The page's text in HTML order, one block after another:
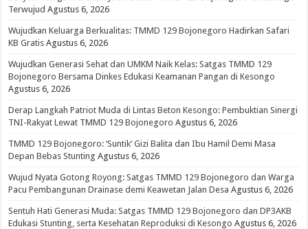
Terwujud Agustus 6, 2026
Wujudkan Keluarga Berkualitas: TMMD 129 Bojonegoro Hadirkan Safari
KB Gratis Agustus 6, 2026
Wujudkan Generasi Sehat dan UMKM Naik Kelas: Satgas TMMD 129
Bojonegoro Bersama Dinkes Edukasi Keamanan Pangan di Kesongo
Agustus 6, 2026
Derap Langkah Patriot Muda di Lintas Beton Kesongo: Pembuktian Sinergi
TNI-Rakyat Lewat TMMD 129 Bojonegoro Agustus 6, 2026
TMMD 129 Bojonegoro: ‘Suntik’ Gizi Balita dan Ibu Hamil Demi Masa
Depan Bebas Stunting Agustus 6, 2026
Wujud Nyata Gotong Royong: Satgas TMMD 129 Bojonegoro dan Warga
Pacu Pembangunan Drainase demi Keawetan Jalan Desa Agustus 6, 2026
Sentuh Hati Generasi Muda: Satgas TMMD 129 Bojonegoro dan DP3AKB
Edukasi Stunting, serta Kesehatan Reproduksi di Kesongo Agustus 6, 2026